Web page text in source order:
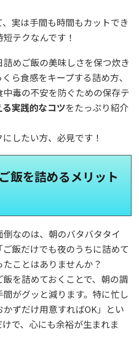
実は手間も時間もカットでき
テクなんです！
めご飯の美味しさを保つ炊き
ら食感をキープする詰め方、
毒の不安を防ぐための保存テ
実践的なコツをたっぷり紹介
したい方、必見です！
飯を詰めるメリット
なのは、朝のバタバタタイ
飯だけでも夜のうちに詰めて
ことはありませんか？
を詰めておくことで、朝の調
がグッと減ります。特に忙し
ずだけ用意すればOK」とい
で、心にも余裕が生まれま